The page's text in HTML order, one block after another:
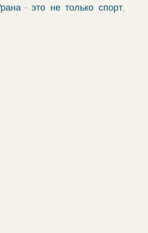
- это не только спорт,